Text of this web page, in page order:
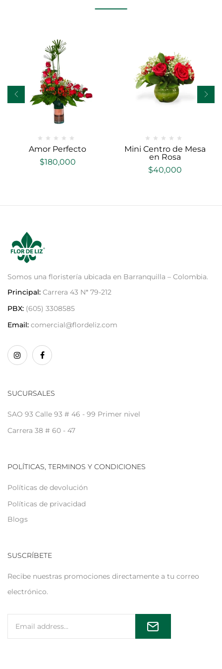
Amor Perfecto
$180,000
Mini Centro de Mesa
en Rosa
$40,000
Somos una floristería ubicada en Barranquilla – Colombia.
Principal: Carrera 43 N* 79-212
PBX: (605) 3308585
Email: comercial@flordeliz.com
SUCURSALES
SAO 93 Calle 93 # 46 - 99 Primer nivel
Carrera 38 # 60 - 47
POLÍTICAS, TERMINOS Y CONDICIONES
Políticas de devolución
Políticas de privacidad
Blogs
SUSCRÍBETE
Recibe nuestras promociones directamente a tu correo
electrónico.